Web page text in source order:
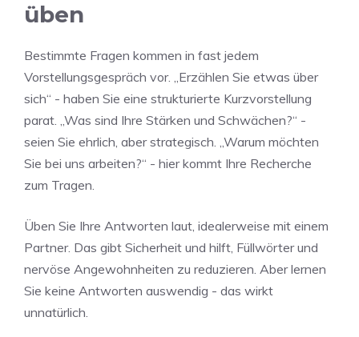
üben
Bestimmte Fragen kommen in fast jedem
Vorstellungsgespräch vor. „Erzählen Sie etwas über
sich“ - haben Sie eine strukturierte Kurzvorstellung
parat. „Was sind Ihre Stärken und Schwächen?“ -
seien Sie ehrlich, aber strategisch. „Warum möchten
Sie bei uns arbeiten?“ - hier kommt Ihre Recherche
zum Tragen.
Üben Sie Ihre Antworten laut, idealerweise mit einem
Partner. Das gibt Sicherheit und hilft, Füllwörter und
nervöse Angewohnheiten zu reduzieren. Aber lernen
Sie keine Antworten auswendig - das wirkt
unnatürlich.